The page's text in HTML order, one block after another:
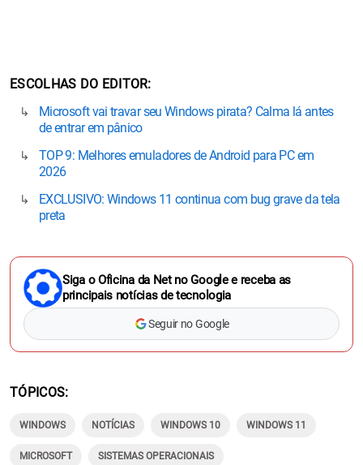
ESCOLHAS DO EDITOR
Microsoft vai travar seu Windows pirata? Calma lá antes
de entrar em pânico
TOP 9: Melhores emuladores de Android para PC em
2026
EXCLUSIVO: Windows 11 continua com bug grave da tela
preta
Siga o Oficina da Net no Google e receba as
principais notícias de tecnologia
Seguir no Google
TÓPICOS
WINDOWS NOTÍCIAS WINDOWS 10 WINDOWS 11
MICROSOFT SISTEMAS OPERACIONAIS